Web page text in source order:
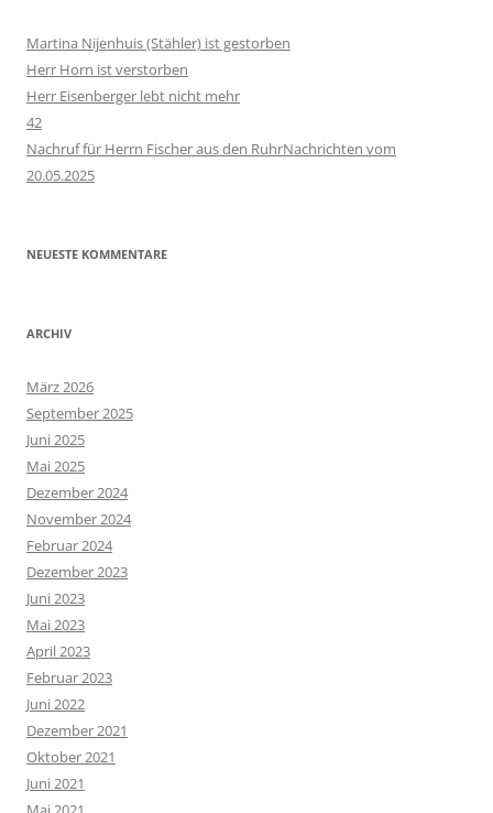
Martina Nijenhuis (Stähler) ist gestorben
Herr Horn ist verstorben
Herr Eisenberger lebt nicht mehr
42
Nachruf für Herrn Fischer aus den RuhrNachrichten vom
20.05.2025
NEUESTE KOMMENTARE
ARCHIV
März 2026
September 2025
Juni 2025
Mai 2025
Dezember 2024
November 2024
Februar 2024
Dezember 2023
Juni 2023
Mai 2023
April 2023
Februar 2023
Juni 2022
Dezember 2021
Oktober 2021
Juni 2021